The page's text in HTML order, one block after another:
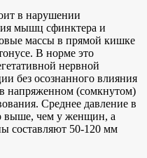
в нарушении
мышц сфинктера и
массы в прямой кишке
В норме это
нервной
без осознанного влияния
напряженном (сомкнутом)
Среднее давление в
выше, чем у женщин, а
составляют 50-120 мм